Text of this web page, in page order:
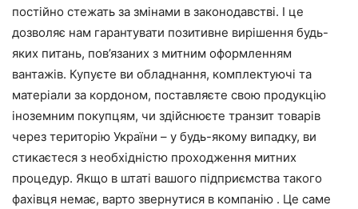
постійно стежать за змінами в законодавстві. І це
дозволяє нам гарантувати позитивне вирішення будь-
яких питань, пов’язаних з митним оформленням
вантажів. Купуєте ви обладнання, комплектуючі та
матеріали за кордоном, поставляєте свою продукцію
іноземним покупцям, чи здійснюєте транзит товарів
через територію України – у будь-якому випадку, ви
стикаєтеся з необхідністю проходження митних
процедур. Якщо в штаті вашого підприємства такого
фахівця немає, варто звернутися в компанію . Це саме